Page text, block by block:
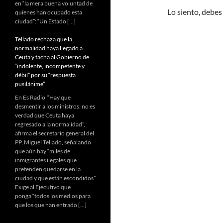
Lo siento,
en “la mera buena voluntad de
quienes han ocupado esta
ciudad”: “Un Estado […]
Tellado rechaza que la
normalidad haya llegado a
Ceuta y tacha al Gobierno de
“indolente, incompetente y
débil” por su “respuesta
pusilánime”
En Es Radio “Hay que
desmentir a los ministros: no es
verdad que Ceuta haya
regresado a la normalidad”,
afirma el secretario general del
PP, Miguel Tellado, señalando
que aún hay “miles de
inmigrantes ilegales que
pretenden quedarse en la
ciudad y que están escondidos”
Exige al Ejecutivo que
ponga “todos los medios para
que los que han entrado […]